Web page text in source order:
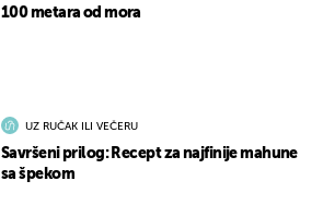
100 metara od mora
UZ RUČAK ILI VEČERU
Savršeni prilog: Recept za najfinije mahune
sa špekom